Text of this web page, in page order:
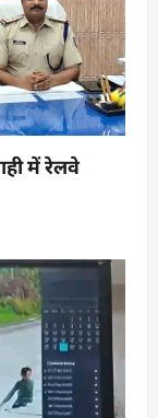
में रेलवे